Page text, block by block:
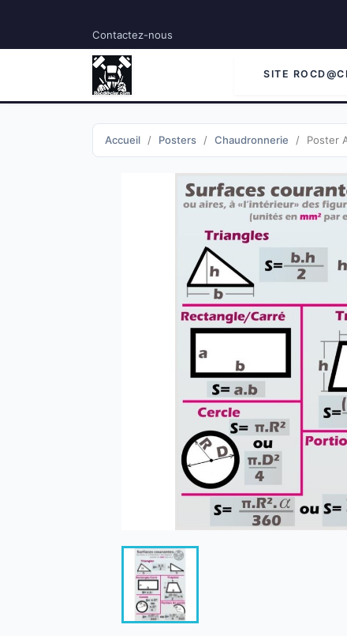
Contactez-nous
SITE
Accueil Posters Chaudronnerie Poster